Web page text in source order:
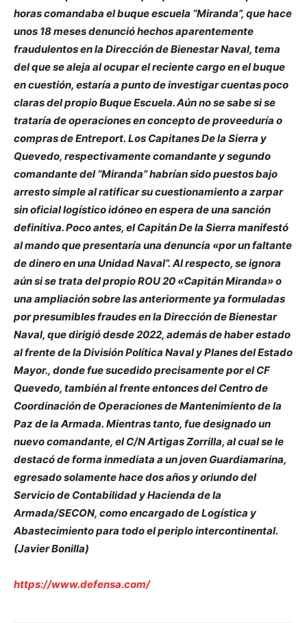
horas comandaba el buque escuela “Miranda”, que hace
unos 18 meses denunció hechos aparentemente
fraudulentos en la Dirección de Bienestar Naval, tema
del que se aleja al ocupar el reciente cargo en el buque
en cuestión, estaría a punto de investigar cuentas poco
claras del propio Buque Escuela. Aún no se sabe si se
trataría de operaciones en concepto de proveeduría o
compras de Entreport. Los Capitanes De la Sierra y
Quevedo, respectivamente comandante y segundo
comandante del “Miranda” habrían sido puestos bajo
arresto simple al ratificar su cuestionamiento a zarpar
sin oficial logístico idóneo en espera de una sanción
definitiva. Poco antes, el Capitán De la Sierra manifestó
al mando que presentaría una denuncia «por un faltante
de dinero en una Unidad Naval”. Al respecto, se ignora
aún si se trata del propio ROU 20 «Capitán Miranda» o
una ampliación sobre las anteriormente ya formuladas
por presumibles fraudes en la Dirección de Bienestar
Naval, que dirigió desde 2022, además de haber estado
al frente de la División Política Naval y Planes del Estado
Mayor., donde fue sucedido precisamente por el CF
Quevedo, también al frente entonces del Centro de
Coordinación de Operaciones de Mantenimiento de la
Paz de la Armada. Mientras tanto, fue designado un
nuevo comandante, el C/N Artigas Zorrilla, al cual se le
destacó de forma inmediata a un joven Guardiamarina,
egresado solamente hace dos años y oriundo del
Servicio de Contabilidad y Hacienda de la
Armada/SECON, como encargado de Logística y
Abastecimiento para todo el periplo intercontinental.
(Javier Bonilla)
https://www.defensa.com/